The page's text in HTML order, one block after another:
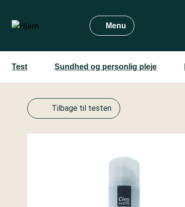
hovedindhold
Menu
Test Sundhed og personlig pleje
Tilbage til testen